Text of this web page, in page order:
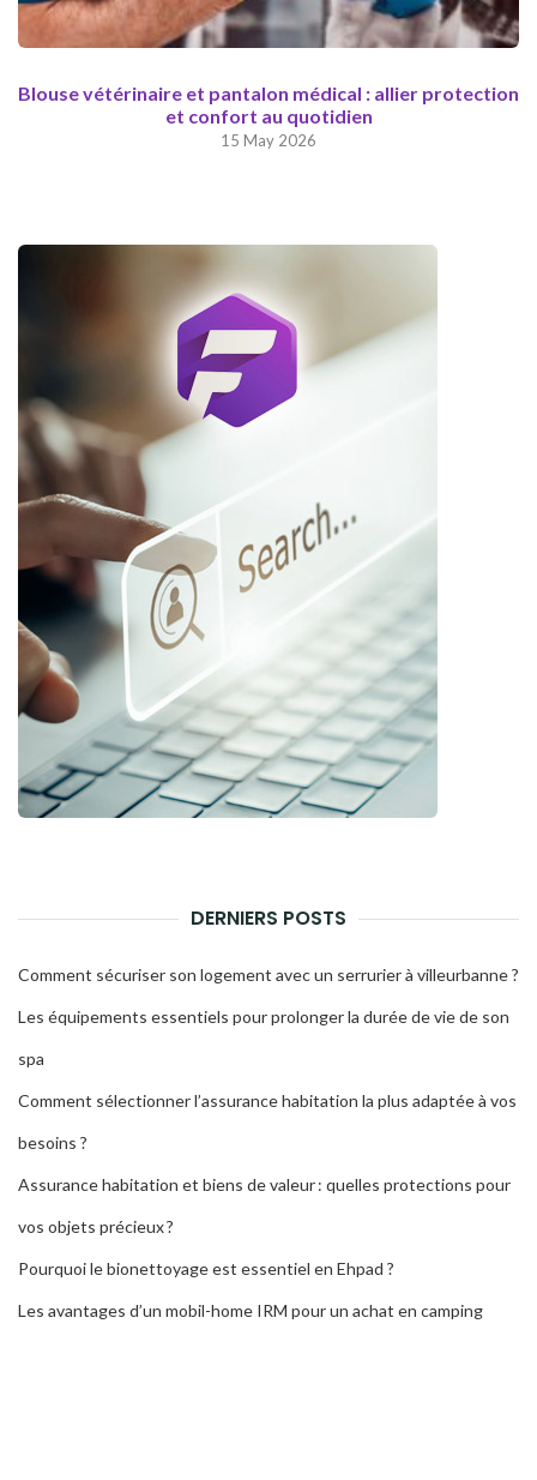
Blouse vétérinaire et pantalon médical : allier protection
et confort au quotidien
15 May 2026
DERNIERS POSTS
Comment sécuriser son logement avec un serrurier à villeurbanne ?
Les équipements essentiels pour prolonger la durée de vie de son
spa
Comment sélectionner l’assurance habitation la plus adaptée à vos
besoins ?
Assurance habitation et biens de valeur : quelles protections pour
vos objets précieux ?
Pourquoi le bionettoyage est essentiel en Ehpad ?
Les avantages d’un mobil-home IRM pour un achat en camping